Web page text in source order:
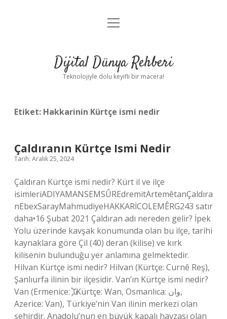
Anasayfa
Yasal Uyarı
menüyü
Dijital Dünya Rehberi
Teknolojiyle dolu keyifli bir macera!
Etiket: Hakkarinin Kürtçe ismi nedir
Çaldıranın Kürtçe Ismi Nedir
Tarih: Aralık 25, 2024
Çaldıran Kürtçe ismi nedir? Kürt il ve ilçe
isimleriADIYAMANSEMSÛREdremitArtemêtanÇaldıra
nEbexSarayMahmudiyeHAKKARİCOLEMÊRG243 satır
daha•16 Şubat 2021 Çaldıran adı nereden gelir? İpek
Yolu üzerinde kavşak konumunda olan bu ilçe, tarihi
kaynaklara göre Çil (40) deran (kilise) ve kırk
kilisenin bulunduğu yer anlamına gelmektedir.
Hilvan Kürtçe ismi nedir? Hilvan (Kürtçe: Curnê Reş),
Şanlıurfa ilinin bir ilçesidir. Van’ın Kürtçe ismi nedir?
Van (Ermenice: Ԏֶ֡, Kürtçe: Wan, Osmanlıca: وان,
Azerice: Van), Türkiye’nin Van ilinin merkezi olan
şehirdir. Anadolu’nun en büyük kapalı havzası olan